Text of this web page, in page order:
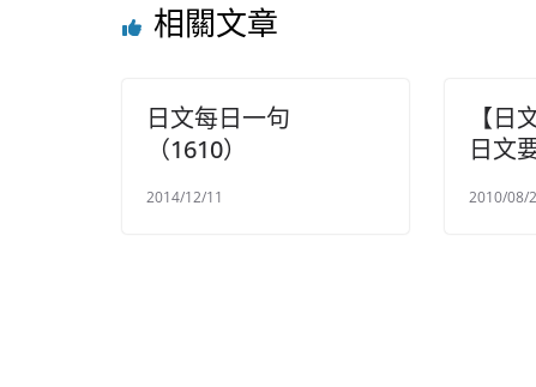
相關文章
日文每日一句
（1610）
2014/12/11
【日
日文
2010/08/